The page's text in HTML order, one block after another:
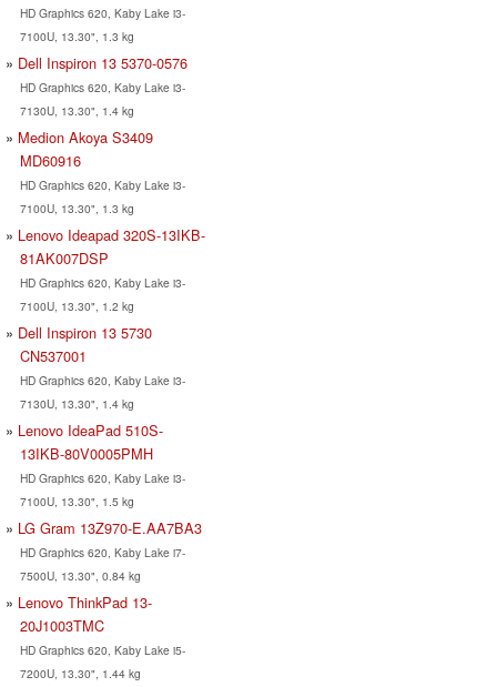
HD Graphics 620, Kaby Lake i3-
7100U, 13.30", 1.3 kg
Dell Inspiron 13 5370-0576
HD Graphics 620, Kaby Lake i3-
7130U, 13.30", 1.4 kg
Medion Akoya S3409
MD60916
HD Graphics 620, Kaby Lake i3-
7100U, 13.30", 1.3 kg
Lenovo Ideapad 320S-13IKB-
81AK007DSP
HD Graphics 620, Kaby Lake i3-
7100U, 13.30", 1.2 kg
Dell Inspiron 13 5730
CN537001
HD Graphics 620, Kaby Lake i3-
7130U, 13.30", 1.4 kg
Lenovo IdeaPad 510S-
13IKB-80V0005PMH
HD Graphics 620, Kaby Lake i3-
7100U, 13.30", 1.5 kg
LG Gram 13Z970-E.AA7BA3
HD Graphics 620, Kaby Lake i7-
7500U, 13.30", 0.84 kg
Lenovo ThinkPad 13-
20J1003TMC
HD Graphics 620, Kaby Lake i5-
7200U, 13.30", 1.44 kg